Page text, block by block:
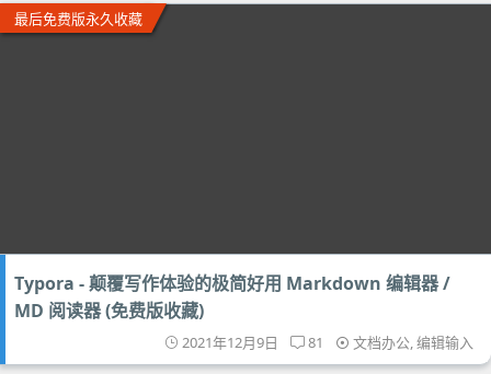
最后免费版永久收藏
Typora - 颠覆写作体验的极简好用 Markdown 编辑器 /
MD 阅读器 (免费版收藏)
2021年12月9日 81 文档办公,编辑输入